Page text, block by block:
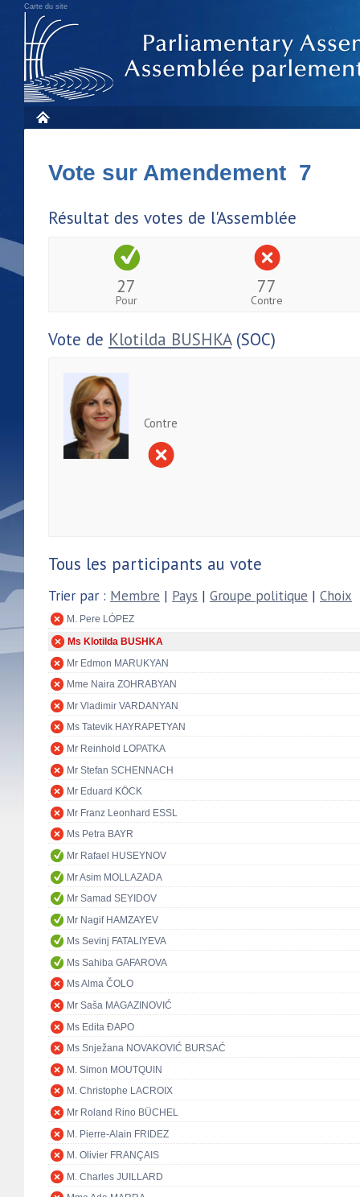
Carte du site
Vote sur Amendement 7
Résultat des votes de l'Assemblée
27
Pour
77
Contre
Vote de Klotilda BUSHKA(SOC)
Contre
Tous les participants au vote
Trier par : Membre | Pays | Groupe politique | Choix
M. Pere LÓPEZ
Ms Klotilda BUSHKA
Mr Edmon MARUKYAN
Mme Naira ZOHRABYAN
Mr Vladimir VARDANYAN
Ms Tatevik HAYRAPETYAN
Mr Reinhold LOPATKA
Mr Stefan SCHENNACH
Mr Eduard KÖCK
Mr Franz Leonhard ESSL
Ms Petra BAYR
Mr Rafael HUSEYNOV
Mr Asim MOLLAZADA
Mr Samad SEYIDOV
Mr Nagif HAMZAYEV
Ms Sevinj FATALIYEVA
Ms Sahiba GAFAROVA
Ms Alma ČOLO
Mr Saša MAGAZINOVIĆ
Ms Edita ĐAPO
Ms Snježana NOVAKOVIĆ BURSAĆ
M. Simon MOUTQUIN
M. Christophe LACROIX
Mr Roland Rino BÜCHEL
M. Pierre-Alain FRIDEZ
M. Olivier FRANÇAIS
M. Charles JUILLARD